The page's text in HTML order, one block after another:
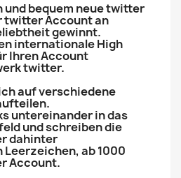
und bequem neue twitter
twitter Account an
gewinnt.
internationale High
Ihren Account
twitter.
auf verschiedene
untereinander in das
und schreiben die
dahinter
ab 1000
Account.